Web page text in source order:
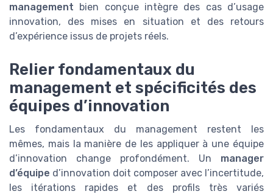
management bien conçue intègre des cas d’usage
innovation, des mises en situation et des retours
d’expérience issus de projets réels.
Relier fondamentaux du
management et spécificités des
équipes d’innovation
Les fondamentaux du management restent les
mêmes, mais la manière de les appliquer à une équipe
d’innovation change profondément. Un manager
d’équipe d’innovation doit composer avec l’incertitude,
les itérations rapides et des profils très variés